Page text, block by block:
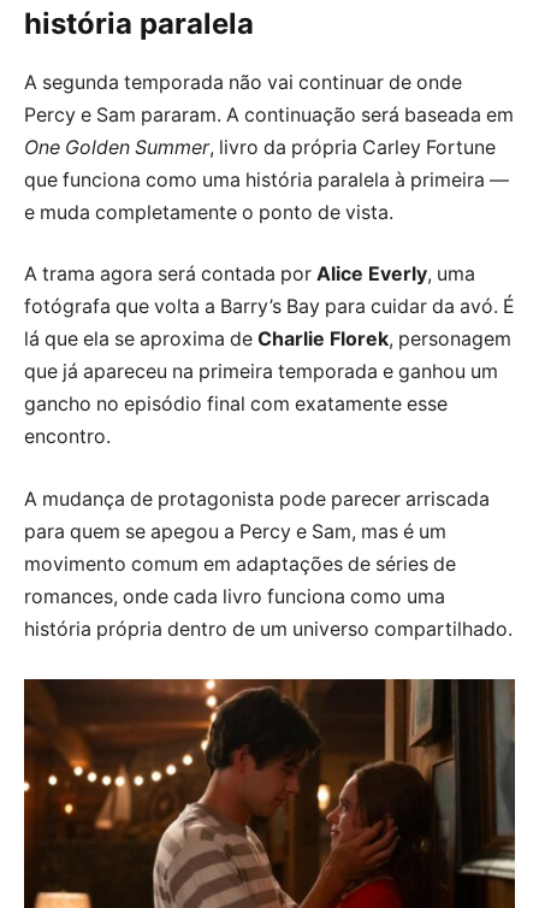
história paralela
A segunda temporada não vai continuar de onde
Percy e Sam pararam. A continuação será baseada em
One Golden Summer, livro da própria Carley Fortune
que funciona como uma história paralela à primeira —
e muda completamente o ponto de vista.
A trama agora será contada por Alice Everly, uma
fotógrafa que volta a Barry’s Bay para cuidar da avó. É
lá que ela se aproxima de Charlie Florek, personagem
que já apareceu na primeira temporada e ganhou um
gancho no episódio final com exatamente esse
encontro.
A mudança de protagonista pode parecer arriscada
para quem se apegou a Percy e Sam, mas é um
movimento comum em adaptações de séries de
romances, onde cada livro funciona como uma
história própria dentro de um universo compartilhado.